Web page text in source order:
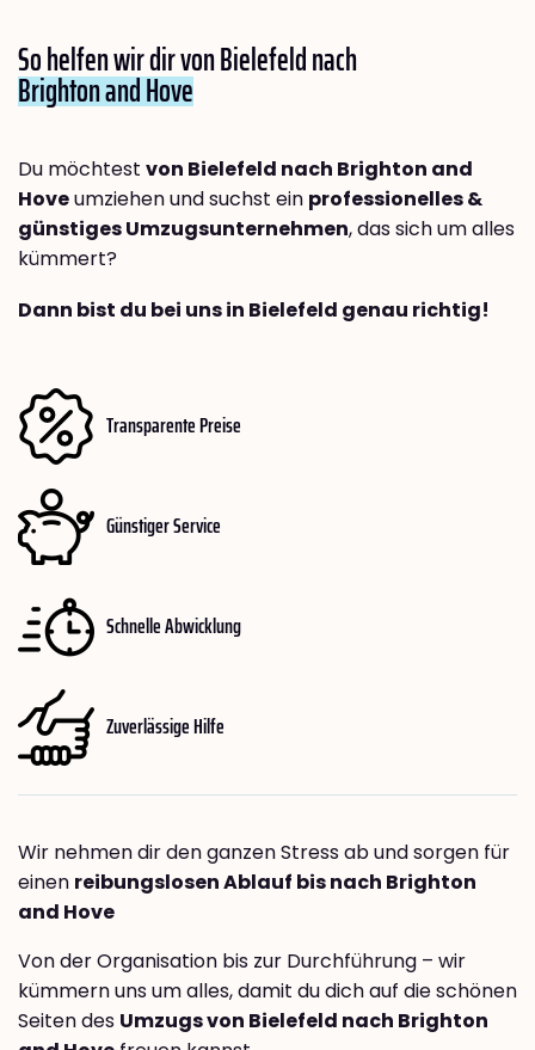
So helfen wir dir von Bielefeld nach
Brighton and Hove
Du möchtest von Bielefeld nach Brighton and
Hoveumziehen und suchst ein professionelles &
günstiges Umzugsunternehmen, das sich um alles
kümmert?
Dann bist du bei uns in Bielefeld genau richtig!
Transparente Preise
Günstiger Service
Schnelle Abwicklung
Zuverlässige Hilfe
Wir nehmen dir den ganzen Stress ab und sorgen für
einen reibungslosen Ablauf bis nach Brighton
and Hove
Von der Organisation bis zur Durchführung – wir
kümmern uns um alles, damit du dich auf die schönen
Seiten des Umzugs von Bielefeld nach Brighton